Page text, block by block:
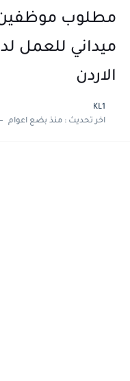
مطلوب موظفين
ميداني للعمل
الاردن
KL1
اخر تحديث :منذ بضع اعوام